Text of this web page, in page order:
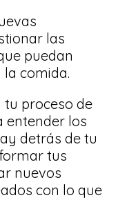
las
puedan
comida.
proceso de
entender los
detrás de tu
tus
nuevos
con lo que